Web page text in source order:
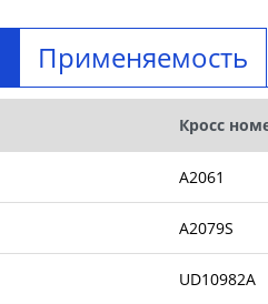
Применяемость
Кросс
A2061
A2079S
UD10982A